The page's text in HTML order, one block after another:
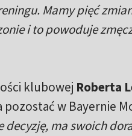
Mamy pięć
i to powoduje
klubowej Roberta
pozostać w Bayernie
decyzję, ma swoich